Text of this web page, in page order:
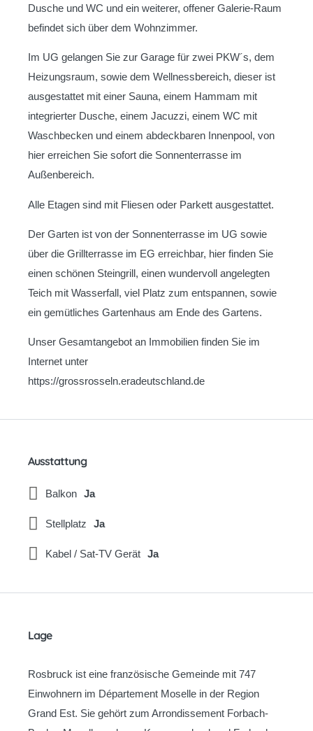
Dusche und WC und ein weiterer, offener Galerie-Raum
befindet sich über dem Wohnzimmer.
Im UG gelangen Sie zur Garage für zwei PKW´s, dem
Heizungsraum, sowie dem Wellnessbereich, dieser ist
ausgestattet mit einer Sauna, einem Hammam mit
integrierter Dusche, einem Jacuzzi, einem WC mit
Waschbecken und einem abdeckbaren Innenpool, von
hier erreichen Sie sofort die Sonnenterrasse im
Außenbereich.
Alle Etagen sind mit Fliesen oder Parkett ausgestattet.
Der Garten ist von der Sonnenterrasse im UG sowie
über die Grillterrasse im EG erreichbar, hier finden Sie
einen schönen Steingrill, einen wundervoll angelegten
Teich mit Wasserfall, viel Platz zum entspannen, sowie
ein gemütliches Gartenhaus am Ende des Gartens.
Unser Gesamtangebot an Immobilien finden Sie im
Internet unter
https://grossrosseln.eradeutschland.de
Ausstattung
Balkon Ja
Stellplatz Ja
Kabel / Sat-TV Gerät Ja
Lage
Rosbruck ist eine französische Gemeinde mit 747
Einwohnern im Département Moselle in der Region
Grand Est. Sie gehört zum Arrondissement Forbach-